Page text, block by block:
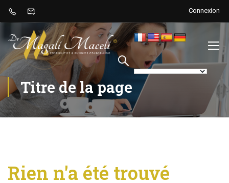
Connexion
Titre de la page
Rien n'a été trouvé